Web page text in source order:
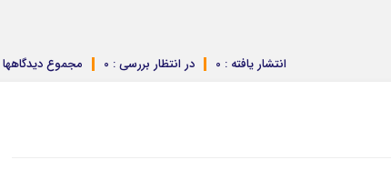
مجموع دیدگاهها در انتظار بررسی : 0 انتشار یافته : 0